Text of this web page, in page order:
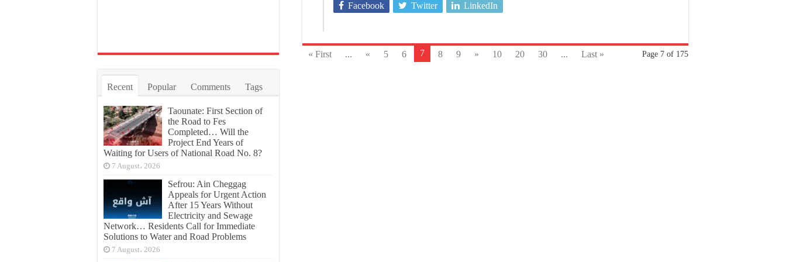
Facebook Twitter LinkedIn
Page 7 of 175
« First ... « 5 6 7 8 9 » 10 20 30 ... Last »
Recent Popular Comments Tags
Taounate: First Section of
the Road to Fes
Completed… Will the
Project End Years of
Waiting for Users of National Road No. 8?
7 August، 2026
Sefrou: Ain Cheggag
Appeals for Urgent Action
After 15 Years Without
Electricity and Sewage
Network… Residents Call for Immediate
Solutions to Water and Road Problems
7 August، 2026